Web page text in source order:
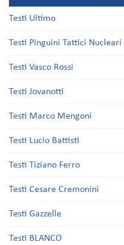
Testi Ultimo
Testi Pinguini Tattici Nucleari
Testi Vasco Rossi
Testi Jovanotti
Testi Marco Mengoni
Testi Lucio Battisti
Testi Tiziano Ferro
Testi Cesare Cremonini
Testi Gazzelle
Testi BLANCO